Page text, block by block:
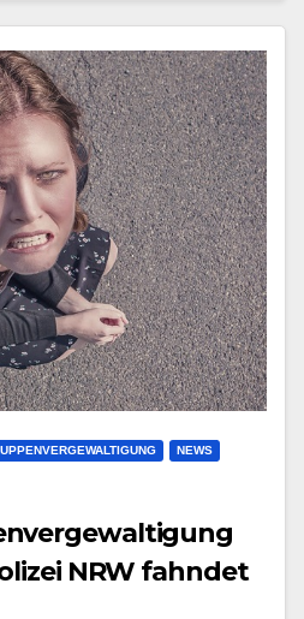
NEWS
NRW fahndet